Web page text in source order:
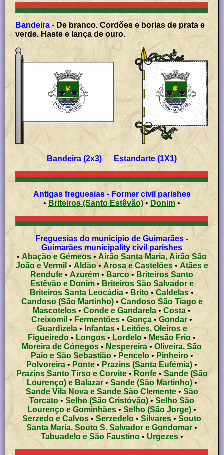
Bandeira - De branco. Cordões e borlas de prata e
verde. Haste e lança de ouro.
Bandeira (2x3) Estandarte (1X1)
Antigas freguesias - Former civil parishes
•
Briteiros (Santo Estêvão) • Donim •
Freguesias do município de Guimarães -
Guimarães municipality civil parishes
• Abação e Gémeos•Airão Santa Maria, Airão São
João e Vermil • Aldão•Arosa e Castelões• Atães e
Rendufe • Azurém • Barco • Briteiros Santo
Estêvão e Donim • Briteiros São Salvador e
Briteiros Santa Leocádia • Brito • Caldelas•
Candoso (São Martinho) • Candoso São Tiago e
Mascotelos • Conde e Gandarela• Costa •
Creixomil • Fermentões • Gonça • Gondar •
Guardizela• Infantas• Leitões, Oleiros e
Figueiredo • Longos •Lordelo • Mesão Frio •
Moreira de Cónegos • Nespereira • Oliveira, São
Paio e São Sebastião• Pencelo• Pinheiro•
Polvoreira • Ponte • Prazins (Santa Eufémia) •
Prazins Santo Tirso e Corvite• Ronfe• Sande (São
Lourenço) e Balazar• Sande (São Martinho)•
Sande Vila Nova e Sande São Clemente• São
Torcato • Selho (São Cristóvão)• Selho São
Lourenço e Gominhães •Selho (São Jorge) •
Serzedo e Calvos • Serzedelo• Silvares • Souto
Santa Maria, Souto S. Salvador e Gondomar •
Tabuadelo e São Faustino• Urgezes•